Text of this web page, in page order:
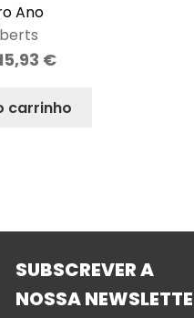
Ano
€
carrinho
SUBSCREVER A
NOSSA